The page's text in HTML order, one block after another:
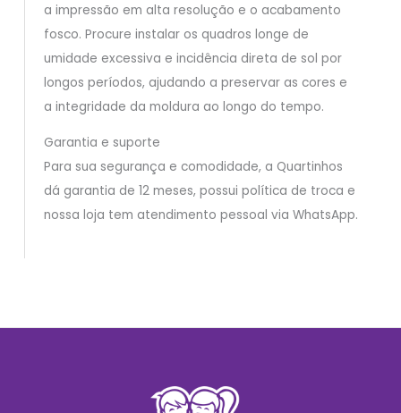
a impressão em alta resolução e o acabamento
fosco. Procure instalar os quadros longe de
umidade excessiva e incidência direta de sol por
longos períodos, ajudando a preservar as cores e
a integridade da moldura ao longo do tempo.
Garantia e suporte
Para sua segurança e comodidade, a Quartinhos
dá garantia de 12 meses, possui política de troca e
nossa loja tem atendimento pessoal via WhatsApp.